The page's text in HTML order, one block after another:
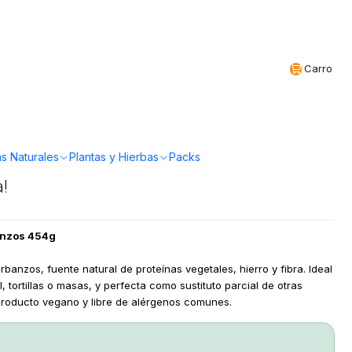
Carro
Naturales Plantas y Hierbas Packs
454g
fuente natural de proteínas vegetales, hierro y fibra. Ideal
tortillas o masas, y perfecta como sustituto parcial de otras
vegano y libre de alérgenos comunes.